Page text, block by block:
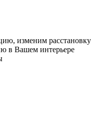
изменим расстановку
в Вашем интерьере